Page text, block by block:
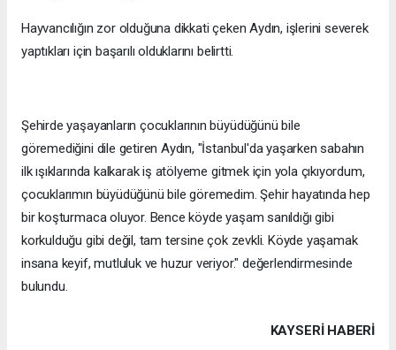
Hayvancılığın zor olduğuna dikkati çeken Aydın, işlerini severek
yaptıkları için başarılı olduklarını belirtti.
Şehirde yaşayanların çocuklarının büyüdüğünü bile
göremediğini dile getiren Aydın, "İstanbul'da yaşarken sabahın
ilk ışıklarında kalkarak iş atölyeme gitmek için yola çıkıyordum,
çocuklarımın büyüdüğünü bile göremedim. Şehir hayatında hep
bir koşturmaca oluyor. Bence köyde yaşam sanıldığı gibi
korkulduğu gibi değil, tam tersine çok zevkli. Köyde yaşamak
insana keyif, mutluluk ve huzur veriyor." değerlendirmesinde
bulundu.
KAYSERI HABERİ